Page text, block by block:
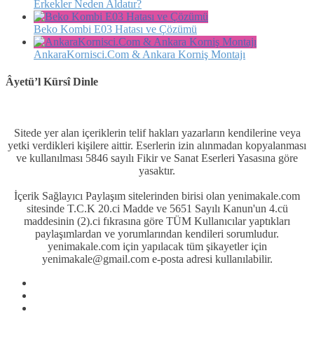
Erkekler Neden Aldatır?
Beko Kombi E03 Hatası ve Çözümü
AnkaraKornisci.Com & Ankara Korniş Montajı
Âyetü’l Kürsî Dinle
Sitede yer alan içeriklerin telif hakları yazarların kendilerine veya
yetki verdikleri kişilere aittir. Eserlerin izin alınmadan kopyalanması
ve kullanılması 5846 sayılı Fikir ve Sanat Eserleri Yasasına göre
yasaktır.
İçerik Sağlayıcı Paylaşım sitelerinden birisi olan yenimakale.com
sitesinde T.C.K 20.ci Madde ve 5651 Sayılı Kanun'un 4.cü
maddesinin (2).ci fıkrasına göre TÜM Kullanıcılar yaptıkları
paylaşımlardan ve yorumlarından kendileri sorumludur.
yenimakale.com için yapılacak tüm şikayetler için
yenimakale@gmail.com e-posta adresi kullanılabilir.